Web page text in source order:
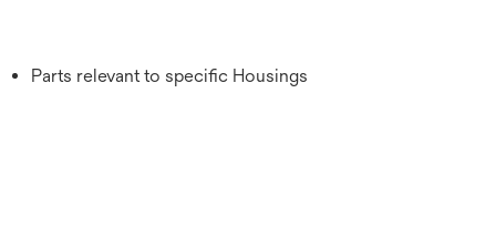
Parts relevant to specific Housings